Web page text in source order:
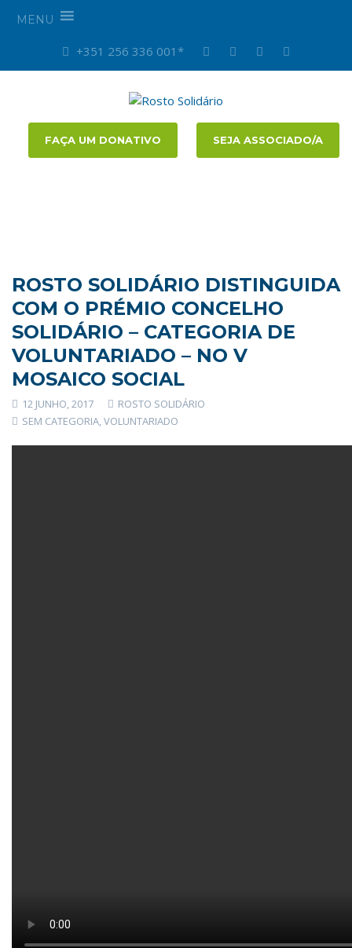
MENU
+351 256 336 001*
FAÇA UM DONATIVO SEJA ASSOCIADO/A
ROSTO SOLIDÁRIO DISTINGUIDA
COM O PRÉMIO CONCELHO
SOLIDÁRIO – CATEGORIA DE
VOLUNTARIADO – NO V
MOSAICO SOCIAL
12 JUNHO, 2017
ROSTO SOLIDÁRIO
SEM CATEGORIA,VOLUNTARIADO